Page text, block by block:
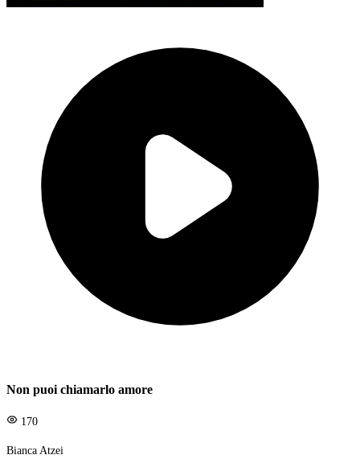
Non puoi chiamarlo amore
170
Bianca Atzei